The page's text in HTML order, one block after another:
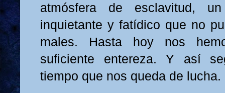
atmósfera de esclavitud,
inquietante y fatídico que no
males. Hasta hoy nos
suficiente entereza. Y así
tiempo que nos queda de lucha.